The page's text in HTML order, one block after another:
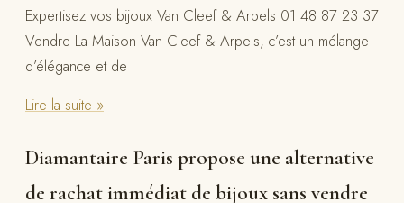
Expertisez vos bijoux Van Cleef & Arpels 01 48 87 23 37
Vendre La Maison Van Cleef & Arpels, c’est un mélange
d’élégance et de
Lire la suite »
Diamantaire Paris propose une alternative
de rachat immédiat de bijoux sans vendre